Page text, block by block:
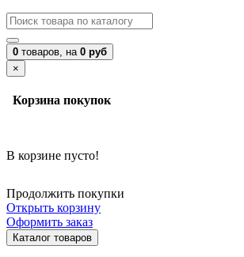
0 товаров, на 0 руб
×
Корзина покупок
В корзине пусто!
Продолжить покупки
Открыть корзину
Оформить заказ
Каталог товаров